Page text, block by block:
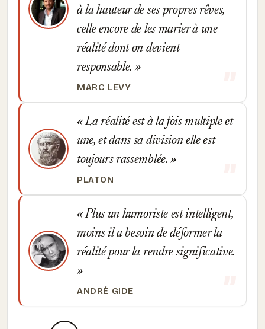
à la hauteur de ses propres rêves,
celle encore de les marier à une
réalité dont on devient
responsable.
MARC LEVY
La réalité est à la fois multiple et
une, et dans sa division elle est
toujours rassemblée.
PLATON
Plus un humoriste est intelligent,
moins il a besoin de déformer la
réalité pour la rendre significative.
ANDRÉ GIDE